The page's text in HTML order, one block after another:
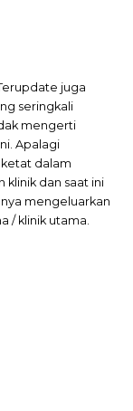
juga
seringkali
mengerti
Apalagi
dalam
klinik dan saat ini
mengeluarkan
/ klinik utama.